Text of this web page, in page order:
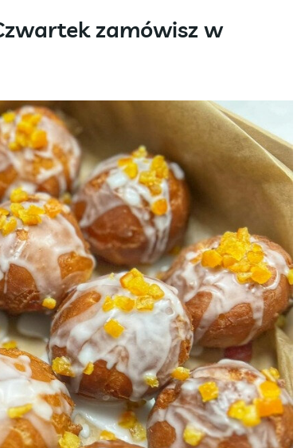
zamówisz w